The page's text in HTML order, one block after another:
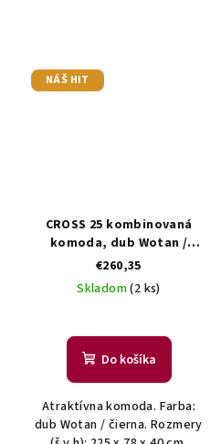
NÁŠ HIT
CROSS 25 kombinovaná
komoda, dub Wotan /
čierna
€260,35
Skladom(2 ks)
Do košíka
Atraktívna komoda. Farba:
dub Wotan / čierna. Rozmery